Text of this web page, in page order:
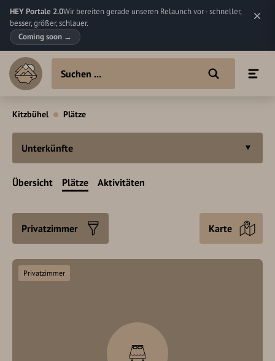
HEY Portale 2.0Wir bereiten gerade unseren Relaunch vor - schneller,
besser, größer, schlauer.
Coming soon →
Kitzbühel Plätze
Unterkünfte
Übersicht Plätze Aktivitäten
Privatzimmer Karte
Privatzimmer